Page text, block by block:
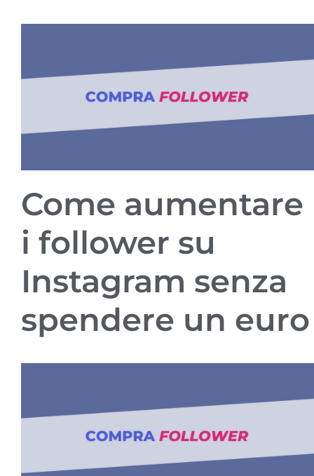
Come aumentare
i follower su
Instagram senza
spendere un euro